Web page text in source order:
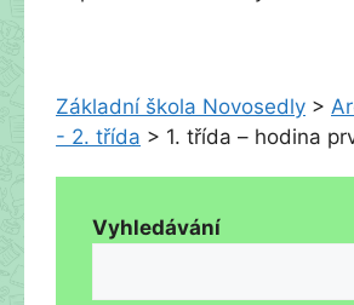
Základní škola Novosedly >
- 2. třída > 1. třída – hodina
Vyhledávání